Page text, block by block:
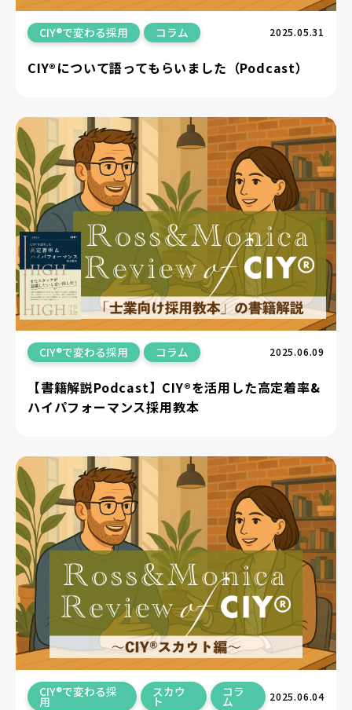
CIY®で変わる採用 コラム 2025.05.31
CIY®について語ってもらいました（Podcast）
CIY®で変わる採用 コラム 2025.06.09
【書籍解説Podcast】CIY®を活用した高定着率&
ハイパフォーマンス採用教本
CIY®で変わる採
用
スカウ
ト
コラ
ム 2025.06.04